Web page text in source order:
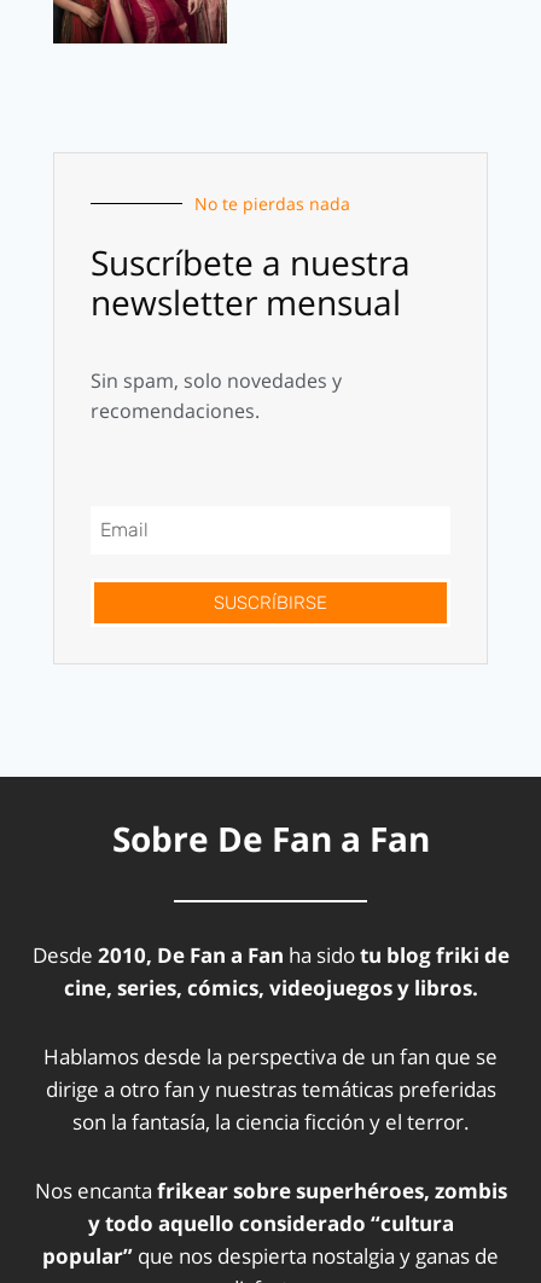
No te pierdas nada
Suscríbete a nuestra
newsletter mensual
Sin spam, solo novedades y
recomendaciones.
SUSCRÍBIRSE
Sobre De Fan a Fan
Desde 2010, De Fan a Fan ha sidotu blog friki de
cine, series, cómics, videojuegos y libros.
Hablamos desde la perspectiva de un fan que se
dirige a otro fan y nuestras temáticas preferidas
son la fantasía, la ciencia ficción y el terror.
Nos encanta frikear sobre superhéroes, zombis
y todo aquello considerado “cultura
popular” que nos despierta nostalgia y ganas de